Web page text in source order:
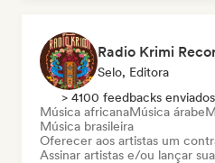
Radio Krimi
Selo, Editora
> 4100 feedbacks enviados
Música africanaMúsica árabe
Música brasileira
Oferecer aos artistas um
Assinar artistas e/ou lançar